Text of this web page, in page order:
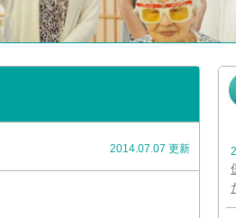
2014.07.07 更新